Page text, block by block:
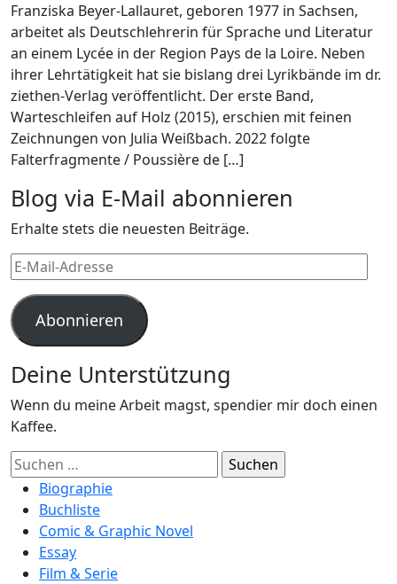
Franziska Beyer-Lallauret, geboren 1977 in Sachsen,
arbeitet als Deutschlehrerin für Sprache und Literatur
an einem Lycée in der Region Pays de la Loire. Neben
ihrer Lehrtätigkeit hat sie bislang drei Lyrikbände im dr.
ziethen-Verlag veröffentlicht. Der erste Band,
Warteschleifen auf Holz (2015), erschien mit feinen
Zeichnungen von Julia Weißbach. 2022 folgte
Falterfragmente / Poussière de […]
Blog via E-Mail abonnieren
Erhalte stets die neuesten Beiträge.
E-
Mail-
Adresse
Abonnieren
Deine Unterstützung
Wenn du meine Arbeit magst, spendier mir doch einen
Kaffee.
Suchen
nach:Biographie
Buchliste
Comic & Graphic Novel
Essay
Film & Serie